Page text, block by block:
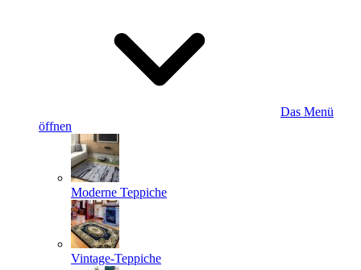
Das Menü
öffnen
Moderne Teppiche
Vintage-Teppiche